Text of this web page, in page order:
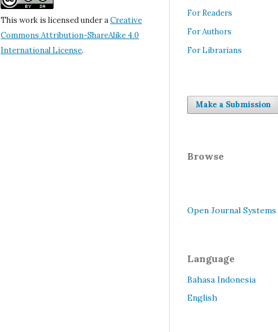
This work is licensed under aCreative
Commons Attribution-ShareAlike 4.0
International License.
For Readers
For Authors
For Librarians
Make a Submission
Browse
Open Journal Systems
Language
Bahasa Indonesia
English